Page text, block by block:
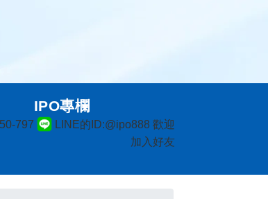
797
LINE的ID:@ipo888 歡迎
加入好友
IPO專欄